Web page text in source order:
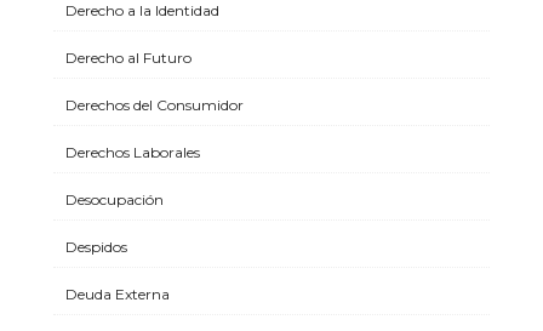
Derecho a la Identidad
Derecho al Futuro
Derechos del Consumidor
Derechos Laborales
Desocupación
Despidos
Deuda Externa